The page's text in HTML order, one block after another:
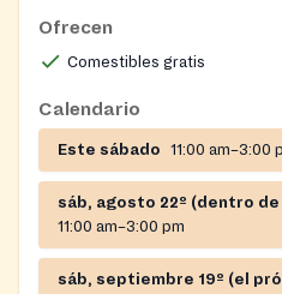
Ofrecen
Comestibles gratis
Calendario
Este sábado 11:00 am–3:00
sáb, agosto 22º (dentro de
11:00 am–3:00 pm
sáb, septiembre 19º (el